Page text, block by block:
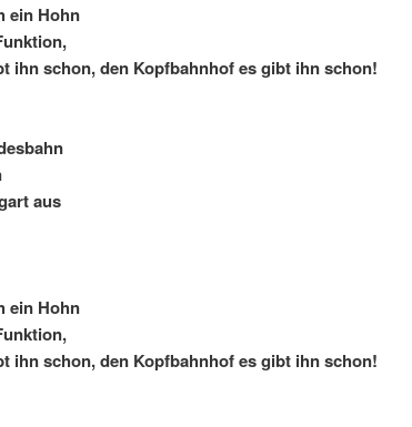
ein Hohn
ihn schon, den Kopfbahnhof es gibt ihn schon!
aus
ein Hohn
ihn schon, den Kopfbahnhof es gibt ihn schon!